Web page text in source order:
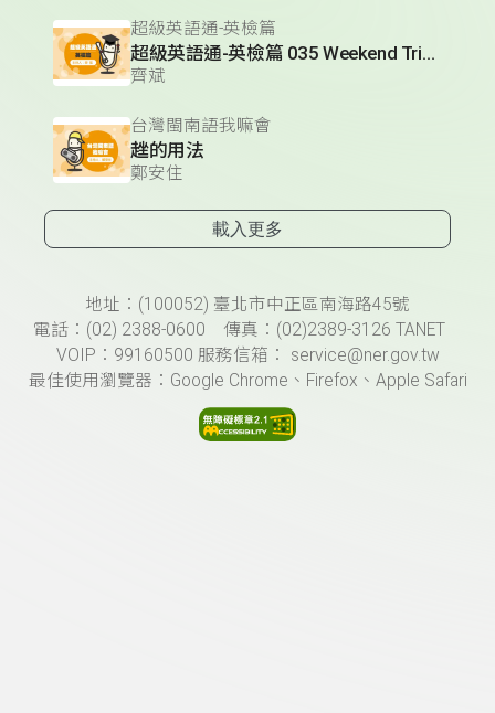
超級英語通-英檢篇
超級英語通-英檢篇 035 Weekend Trip- 週末旅遊
齊斌
台灣閩南語我嘛會
趖的用法
鄭安住
載入更多
頁尾資訊地址：(100052) 臺北市中正區南海路45號
電話：(02) 2388-0600 傳真：(02)2389-3126 TANET
VOIP：99160500 服務信箱： service@ner.gov.tw
最佳使用瀏覽器：Google Chrome、Firefox、Apple Safari